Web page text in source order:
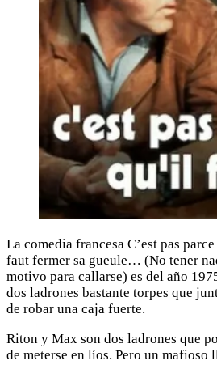
La comedia francesa C’est pas
faut fermer sa gueule… (No tener
motivo para callarse) es del año
dos ladrones bastante torpes que
de robar una caja fuerte.
Riton y Max son dos ladrones que
de meterse en líos. Pero un mafioso